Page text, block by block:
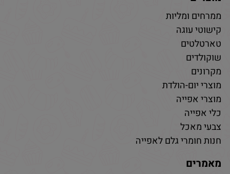
ממרחים ומליות
קישוטי עוגה
טארטלטים
שוקולדים
מקרונים
מוצרי יום-הולדת
מוצרי אפייה
כלי אפייה
צבעי מאכל
חנות חומרי גלם לאפייה
מאמרים